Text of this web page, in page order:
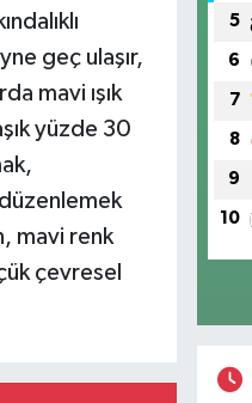
geç ulaşır,
mavi ışık
yüzde 30
düzenlemek
mavi renk
çevresel
5
6
7
8
9
10